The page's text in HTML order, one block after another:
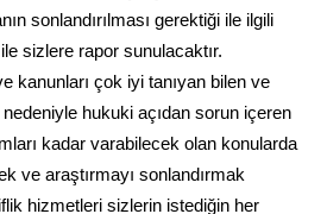
sonlandırılması gerektiği ile ilgili
sizlere rapor sunulacaktır.
kanunları çok iyi tanıyan bilen ve
hukuki açıdan sorun içeren
kadar varabilecek olan konularda
ve araştırmayı sonlandırmak
hizmetleri sizlerin istediğin her